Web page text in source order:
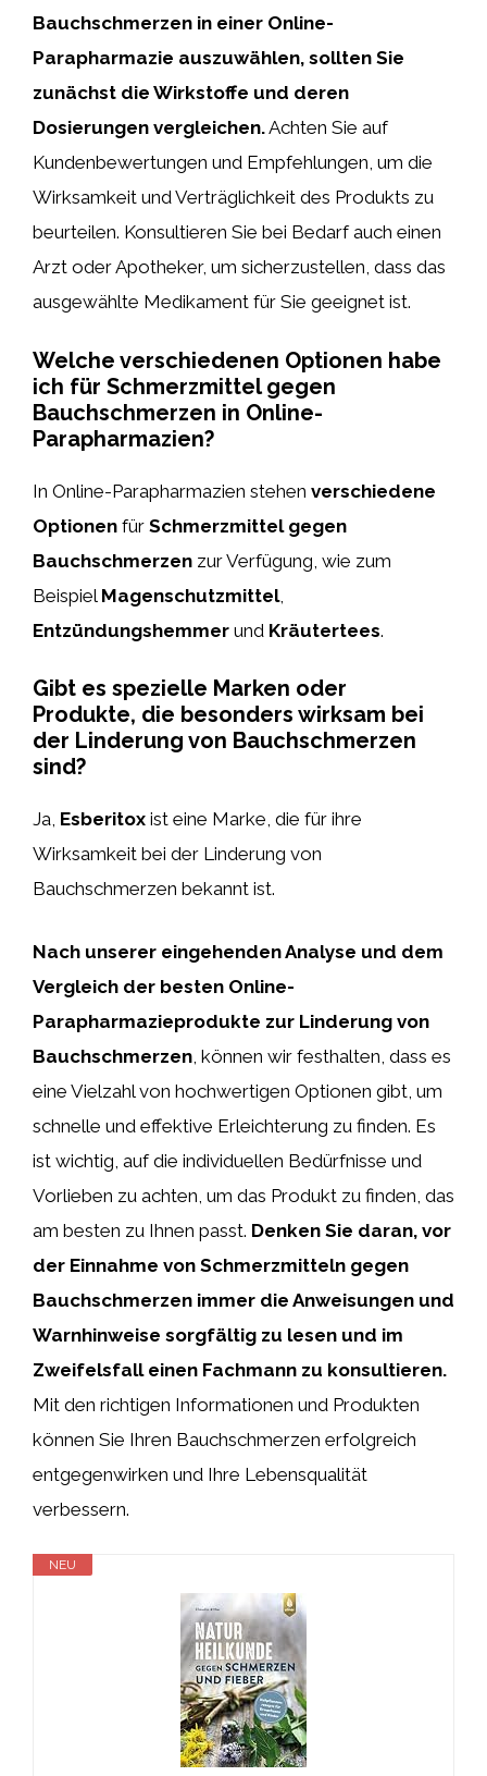
Bauchschmerzen in einer Online-
Parapharmazie auszuwählen, sollten Sie
zunächst die Wirkstoffe und deren
Dosierungen vergleichen.Achten Sie auf
Kundenbewertungen und Empfehlungen, um die
Wirksamkeit und Verträglichkeit des Produkts zu
beurteilen. Konsultieren Sie bei Bedarf auch einen
Arzt oder Apotheker, um sicherzustellen, dass das
ausgewählte Medikament für Sie geeignet ist.
Welche verschiedenen Optionen habe
ich für Schmerzmittel gegen
Bauchschmerzen in Online-
Parapharmazien?
In Online-Parapharmazien stehen verschiedene
Optionen für Schmerzmittel gegen
Bauchschmerzen zur Verfügung, wie zum
Beispiel Magenschutzmittel,
Entzündungshemmer und Kräutertees.
Gibt es spezielle Marken oder
Produkte, die besonders wirksam bei
der Linderung von Bauchschmerzen
sind?
Ja, Esberitox ist eine Marke, die für ihre
Wirksamkeit bei der Linderung von
Bauchschmerzen bekannt ist.
Nach unserer eingehenden Analyse und dem
Vergleich der besten Online-
Parapharmazieprodukte zur Linderung von
Bauchschmerzen , können wir festhalten, dass es
eine Vielzahl von hochwertigen Optionen gibt, um
schnelle und effektive Erleichterung zu finden. Es
ist wichtig, auf die individuellen Bedürfnisse und
Vorlieben zu achten, um das Produkt zu finden, das
am besten zu Ihnen passt. Denken Sie daran, vor
der Einnahme von Schmerzmitteln gegen
Bauchschmerzen immer die Anweisungen und
Warnhinweise sorgfältig zu lesen und im
Zweifelsfall einen Fachmann zu konsultieren.
Mit den richtigen Informationen und Produkten
können Sie Ihren Bauchschmerzen erfolgreich
entgegenwirken und Ihre Lebensqualität
verbessern.
NEU